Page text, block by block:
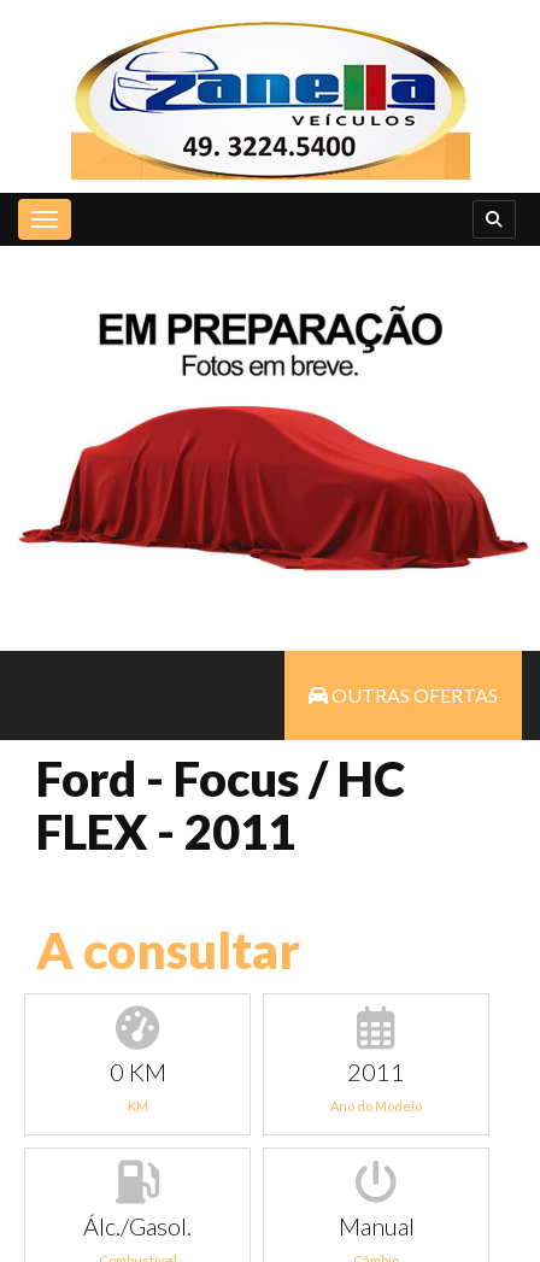
Toggle navigation
OUTRAS OFERTAS
Ford - Focus / HC
FLEX - 2011
A consultar
0 KM
KM
2011
Ano do Modelo
Álc./Gasol. Manual